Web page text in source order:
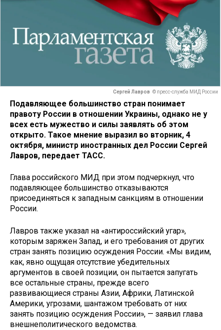
Сергей Лавров © пресс-служба МИД России
Подавляющее большинство стран понимает
правоту России в отношении Украины, однако не у
всех есть мужество и силы заявлять об этом
открыто. Такое мнение выразил во вторник, 4
октября, министр иностранных дел России Сергей
Лавров, передает ТАСС.
Глава российского МИД при этом подчеркнул, что
подавляющее большинство отказываются
присоединяться к западным санкциям в отношении
России.
Лавров также указал на «антироссийский угар»,
которым заряжен Запад, и его требования от других
стран занять позицию осуждения России. «Мы видим,
как, явно ощущая отсутствие убедительных
аргументов в своей позиции, он пытается запугать
все остальные страны, прежде всего
развивающиеся страны Азии, Африки, Латинской
Америки, угрозами, шантажом требовать от них
занять позицию осуждения России», — заявил глава
внешнеполитического ведомства.